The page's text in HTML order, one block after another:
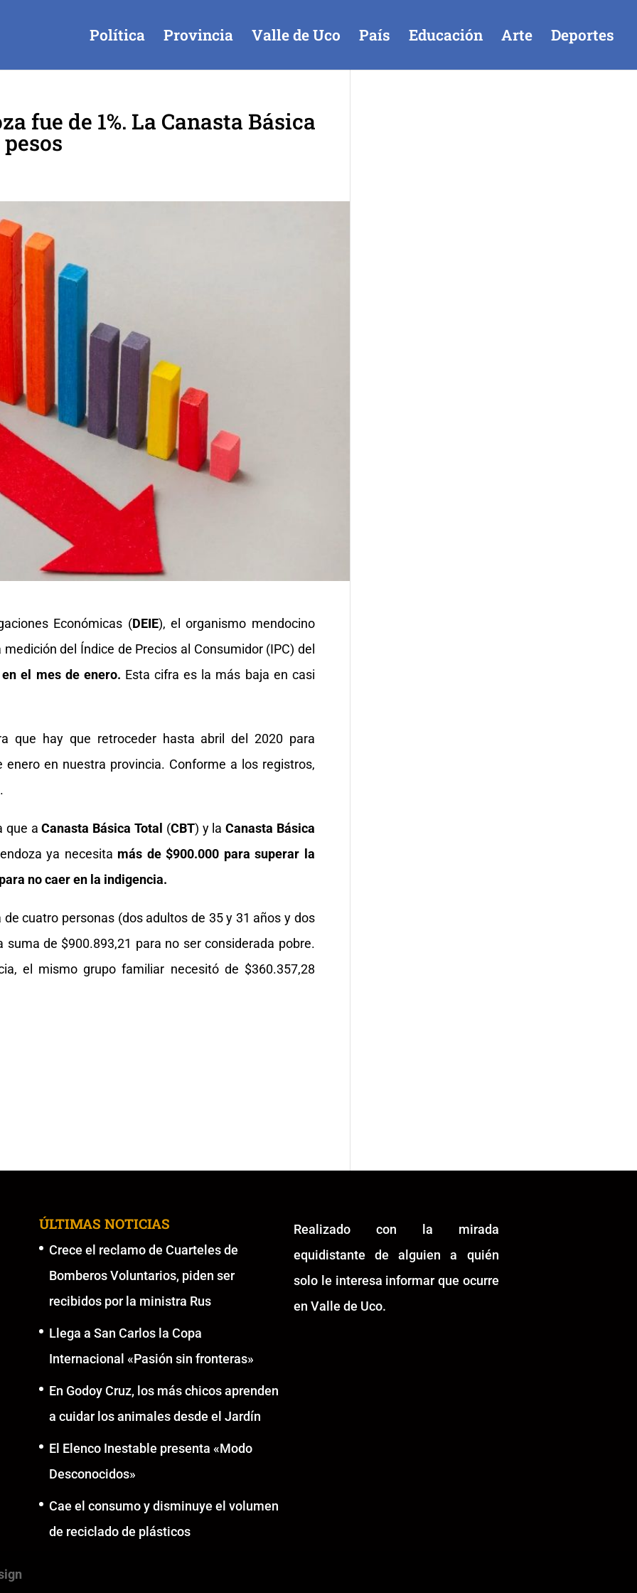
Política Provincia Valle de Uco País Educación Arte Deportes
fue de 1%. La Canasta Básica
Económicas (DEIE), el organismo mendocino
del Índice de Precios al Consumidor (IPC) del
el mes de enero. Esta cifra es la más baja en casi
que hay que retroceder hasta abril del 2020 para
en nuestra provincia. Conforme a los registros,
que aCanasta Básica Total (CBT) y laCanasta Básica
ya necesita más de $900.000 para superar la
no caer en la indigencia.
de cuatro personas (dos adultos de 35 y 31 años y dos
de $900.893,21 para no ser considerada pobre.
el mismo grupo familiar necesitó de $360.357,28
ÚLTIMAS NOTICIAS
Crece el reclamo de Cuarteles de
Bomberos Voluntarios, piden ser
recibidos por la ministra Rus
Llega a San Carlos la Copa
Internacional «Pasión sin fronteras»
En Godoy Cruz, los más chicos aprenden
a cuidar los animales desde el Jardín
El Elenco Inestable presenta «Modo
Desconocidos»
Cae el consumo y disminuye el volumen
de reciclado de plásticos
Realizado con la mirada
equidistante de alguien a quién
solo le interesa informar que ocurre
en Valle de Uco.